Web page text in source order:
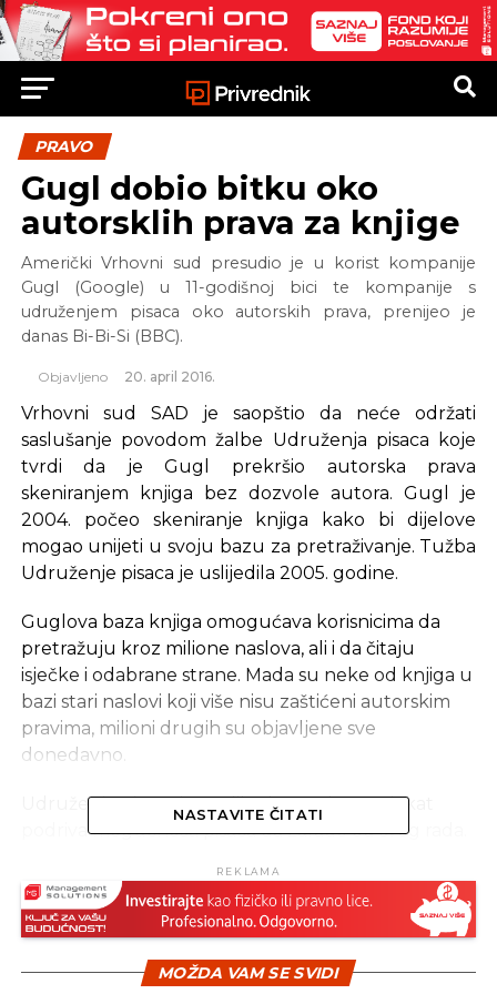
PRAVO
Gugl dobio bitku oko
autorsklih prava za knjige
Američki Vrhovni sud presudio je u korist kompanije
Gugl (Google) u 11-godišnoj bici te kompanije s
udruženjem pisaca oko autorskih prava, prenijeo je
danas Bi-Bi-Si (BBC).
Objavljeno 20. april 2016.
Vrhovni sud SAD je saopštio da neće održati
saslušanje povodom žalbe Udruženja pisaca koje
tvrdi da je Gugl prekršio autorska prava
skeniranjem knjiga bez dozvole autora. Gugl je
2004. počeo skeniranje knjiga kako bi dijelove
mogao unijeti u svoju bazu za pretraživanje. Tužba
Udruženje pisaca je uslijedila 2005. godine.
Guglova baza knjiga omogućava korisnicima da
pretražuju kroz milione naslova, ali i da čitaju
isječke i odabrane strane. Mada su neke od knjiga u
bazi stari naslovi koji više nisu zaštićeni autorskim
pravima, milioni drugih su objavljene sve
donedavno.
Udruženje pisaca je tvrdilo da Guglov projekat
podriva mogućnosti pisaca da zarade od svog rada.
„poštene upotrebe“ zaštićenih dela i naveo da je ta
baza „katalog za digitalno doba“.
Udruženje pisaca je saopštilo da je razočarano
odlukom Vrhovnog suda i da i dalje smatra da bi
NASTAVITE ČITATI
REKLAMA
MOŽDA VAM SE SVIDI